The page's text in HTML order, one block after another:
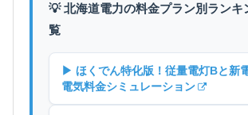
💡 北海道電力の料金プラン別ランキ
覧
▶ ほくでん特化版！従量電灯Bと新
電気料金シミュレーション